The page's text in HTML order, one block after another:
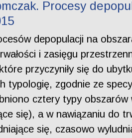
Procesy
depopulacji na
i zasięgu
przyczyniły się do
typologię, zgodnie ze
cztery typy
się), a w nawiązaniu do
się, czasowo